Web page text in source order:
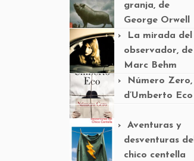
granja, de
George Orwell
La mirada del
observador, de
Marc Behm
Número Zero,
d’Umberto Eco
Aventuras y
desventuras del
chico centella